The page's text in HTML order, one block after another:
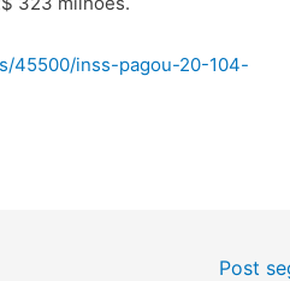
45500/inss-pagou-20-104-
Post